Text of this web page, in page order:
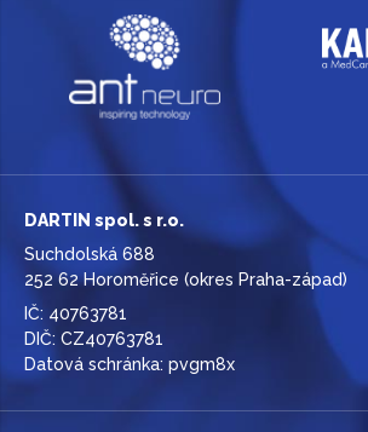
DARTIN spol. s r.o.
Suchdolská 688
252 62 Horoměřice (okres Praha-západ)
IČ: 40763781
DIČ: CZ40763781
Datová schránka: pvgm8x